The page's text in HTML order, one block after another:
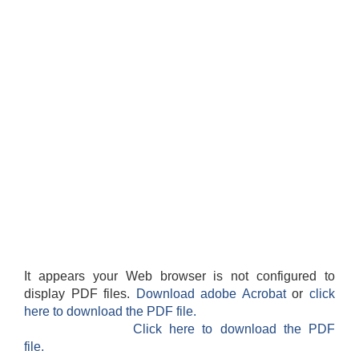
It appears your Web browser is not configured to
display PDF files.
Download adobe Acrobatorclick
here to download the PDF file.
Click here to download the PDF
file.